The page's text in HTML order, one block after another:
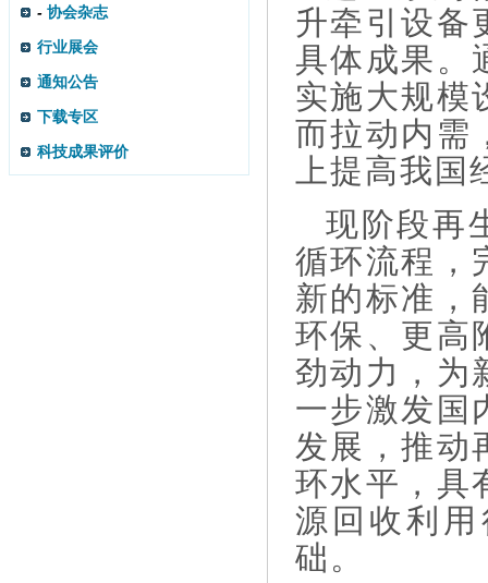
- 协会杂志
行业展会
通知公告
下载专区
科技成果评价
升牵引设备
具体成果。
实施大规模
而拉动内需
上提高我
现阶段再
循环流程，
新的标准，
环保、更高
劲动力，为
一步激发国
发展，推动
环水平，具
源回收利
础。